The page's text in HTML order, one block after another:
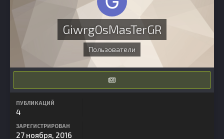
GiwrgOsMasTerGR
Пользователи
ПУБЛИКАЦИЙ
4
ЗАРЕГИСТРИРОВАН
27 ноября, 2016